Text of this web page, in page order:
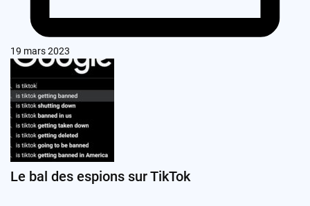
19 mars 2023
Le bal des espions sur TikTok